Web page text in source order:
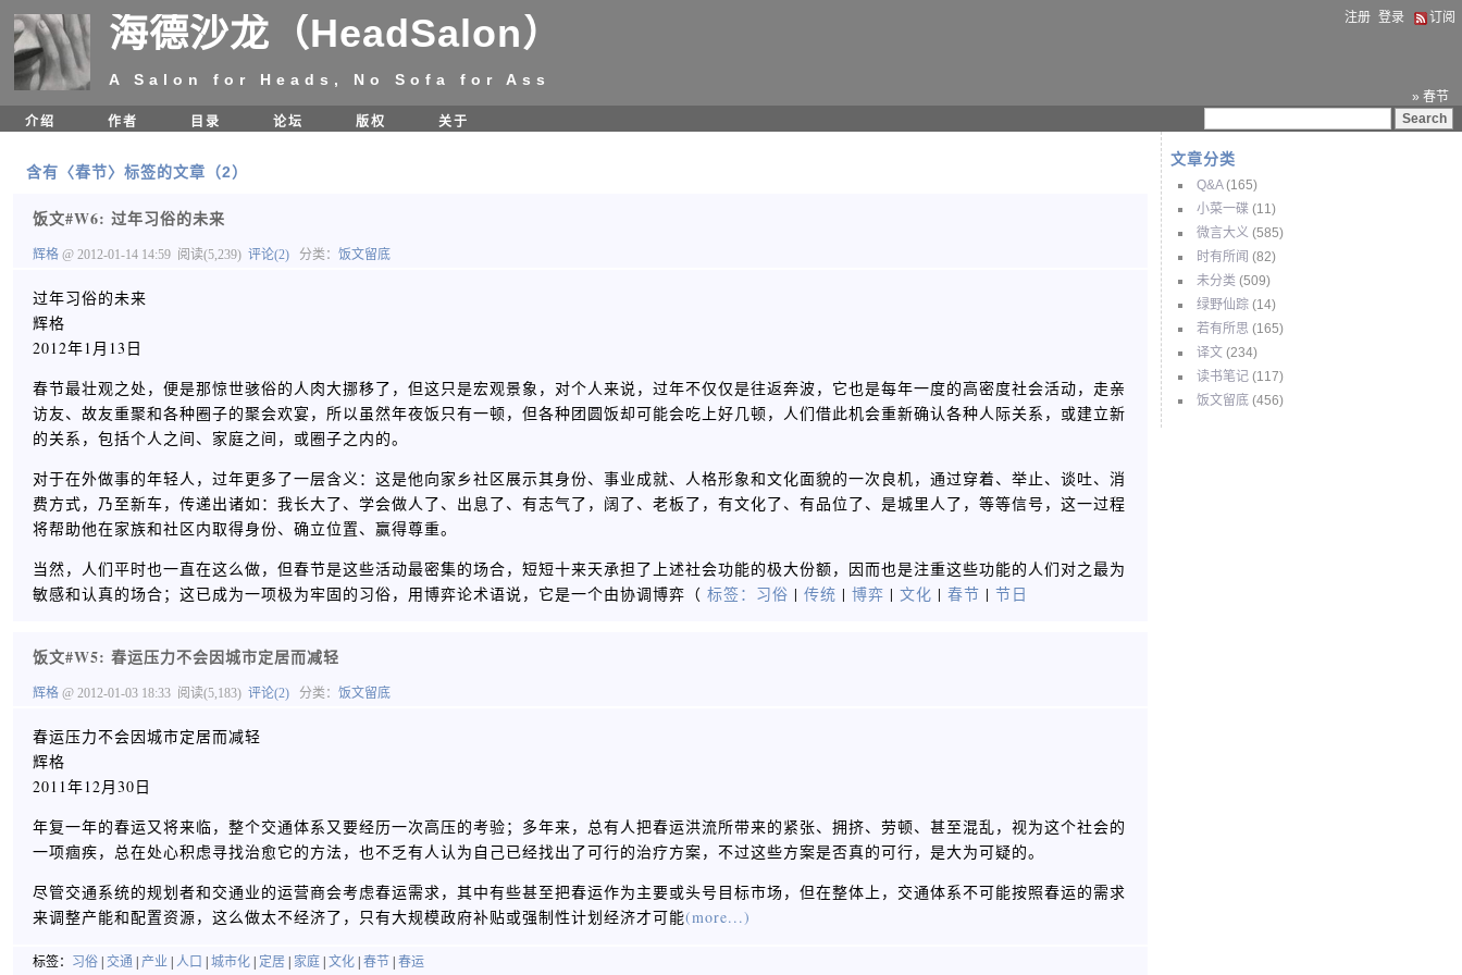
海德沙龙（HeadSalon）
A Salon for Heads, No Sofa for Ass
注册 登录 订阅
» 春节
介绍
作者 目录 论坛 版权 关于
文章分类
Q&A(165)
小菜一碟 (11)
微言大义 (585)
时有所闻 (82)
未分类 (509)
绿野仙踪 (14)
若有所思 (165)
译文 (234)
读书笔记 (117)
饭文留底 (456)
含有〈春节〉标签的文章（2）
饭文#W6: 过年习俗的未来
辉格 @ 2012-01-14 14:59 阅读(5,239) 评论(2) 分类： 饭文留底
过年习俗的未来
辉格
2012年1月13日
春节最壮观之处，便是那惊世骇俗的人肉大挪移了，但这只是宏观景象，对个人来说，过年不仅仅是往返奔波，它也是每年一度的高密度社会活动，走亲
访友、故友重聚和各种圈子的聚会欢宴，所以虽然年夜饭只有一顿，但各种团圆饭却可能会吃上好几顿，人们借此机会重新确认各种人际关系，或建立新
的关系，包括个人之间、家庭之间，或圈子之内的。
对于在外做事的年轻人，过年更多了一层含义：这是他向家乡社区展示其身份、事业成就、人格形象和文化面貌的一次良机，通过穿着、举止、谈吐、消
费方式，乃至新车，传递出诸如：我长大了、学会做人了、出息了、有志气了，阔了、老板了，有文化了、有品位了、是城里人了，等等信号，这一过程
将帮助他在家族和社区内取得身份、确立位置、赢得尊重。
当然，人们平时也一直在这么做，但春节是这些活动最密集的场合，短短十来天承担了上述社会功能的极大份额，因而也是注重这些功能的人们对之最为
敏感和认真的场合；这已成为一项极为牢固的习俗，用博弈论术语说，它是一个由协调博弈（ 标签： 习俗 | 传统 | 博弈 | 文化 | 春节 | 节日
饭文#W5: 春运压力不会因城市定居而减轻
辉格 @ 2012-01-03 18:33 阅读(5,183) 评论(2) 分类： 饭文留底
春运压力不会因城市定居而减轻
辉格
2011年12月30日
年复一年的春运又将来临，整个交通体系又要经历一次高压的考验；多年来，总有人把春运洪流所带来的紧张、拥挤、劳顿、甚至混乱，视为这个社会的
一项痼疾，总在处心积虑寻找治愈它的方法，也不乏有人认为自己已经找出了可行的治疗方案，不过这些方案是否真的可行，是大为可疑的。
尽管交通系统的规划者和交通业的运营商会考虑春运需求，其中有些甚至把春运作为主要或头号目标市场，但在整体上，交通体系不可能按照春运的需求
来调整产能和配置资源，这么做太不经济了，只有大规模政府补贴或强制性计划经济才可能(more...)
标签： 习俗 交通 产业 人口 城市化 定居 家庭 文化 春节 春运